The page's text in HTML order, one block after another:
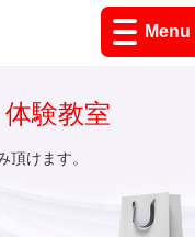
Menu
験教室
頂けます。